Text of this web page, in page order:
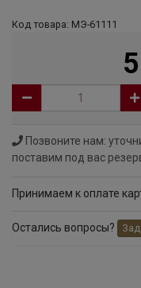
Код товара: МЭ-61111
Позвоните нам:
поставим под вас
Принимаем к оплате
Остались вопросы?